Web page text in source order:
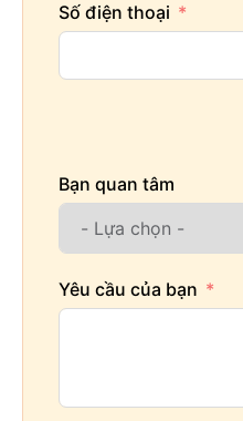
Số điện thoại
Bạn quan tâm
Yêu cầu của bạn